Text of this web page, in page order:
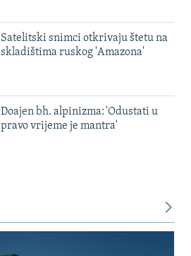
Satelitski snimci otkrivaju štetu na
skladištima ruskog 'Amazona'
Doajen bh. alpinizma: 'Odustati u
pravo vrijeme je mantra'